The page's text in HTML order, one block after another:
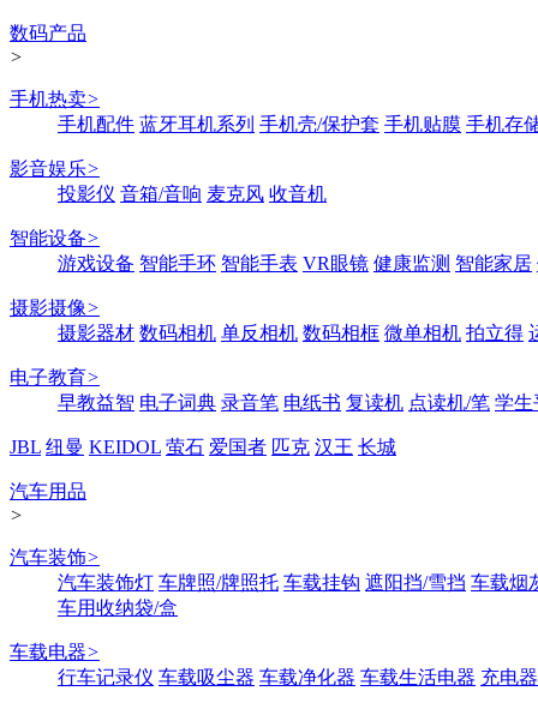
数码产品
>
手机热卖>
手机配件 蓝牙耳机系列 手机壳/保护套 手机贴膜 手机存
影音娱乐>
投影仪 音箱/音响 麦克风 收音机
智能设备>
游戏设备 智能手环 智能手表 VR眼镜 健康监测 智能家居
摄影摄像>
摄影器材 数码相机 单反相机 数码相框 微单相机 拍立得
电子教育>
早教益智 电子词典 录音笔 电纸书 复读机 点读机/笔 学生
JBL 纽曼 KEIDOL 萤石 爱国者 匹克 汉王 长城
汽车用品
>
汽车装饰>
汽车装饰灯 车牌照/牌照托 车载挂钩 遮阳挡/雪挡 车载烟
车用收纳袋/盒
车载电器>
行车记录仪 车载吸尘器 车载净化器 车载生活电器 充电